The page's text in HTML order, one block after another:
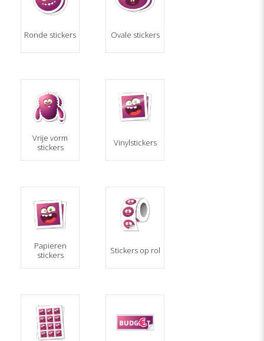
Ronde stickers Ovale stickers
Vrije vorm
stickers
Vinylstickers
Papieren
stickers
Stickers op rol